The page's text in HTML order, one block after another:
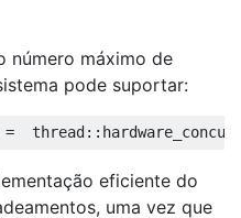
número máximo de
pode suportar:
=
  thread
::
eficiente do
uma vez que